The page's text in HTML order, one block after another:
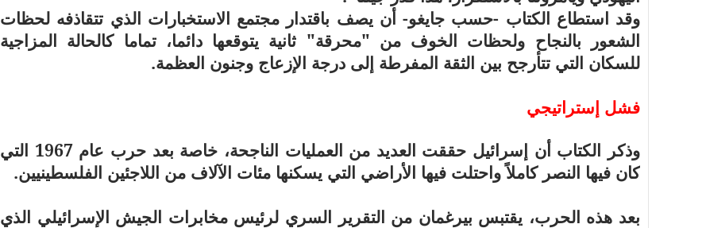
وقد استطاع الكتاب -حسب جايغو- أن يصف باقتدار مجتمع الاستخبارات الذي تتقاذفه لحظات
الشعور بالنجاح ولحظات الخوف من "محرقة" ثانية يتوقعها دائما، تماما كالحالة المزاجية
للسكان التي تتأرجح بين الثقة المفرطة إلى درجة الإزعاج وجنون العظمة.
فشل إستراتيجي
وذكر الكتاب أن إسرائيل حققت العديد من العمليات الناجحة، خاصة بعد حرب عام 1967 التي
كان فيها النصر كاملاً واحتلت فيها الأراضي التي يسكنها مئات الآلاف من اللاجئين الفلسطينيين.
بعد هذه الحرب، يقتبس بيرغمان من التقرير السري لرئيس مخابرات الجيش الإسرائيلي الذي